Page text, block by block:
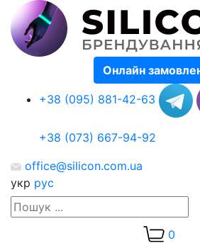
Онлайн
+38 (095) 881-42-63
+38 (073) 667-94-92
office@silicon.com.ua
укр рус
0